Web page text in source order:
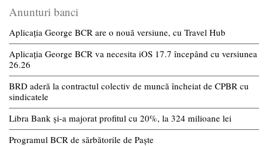
Anunturi banci
Aplicația George BCR are o nouă versiune, cu Travel Hub
Aplicația George BCR va necesita iOS 17.7 începând cu versiunea
26.26
BRD aderă la contractul colectiv de muncă încheiat de CPBR cu
sindicatele
Libra Bank și-a majorat profitul cu 20%, la 324 milioane lei
Programul BCR de sărbătorile de Paște